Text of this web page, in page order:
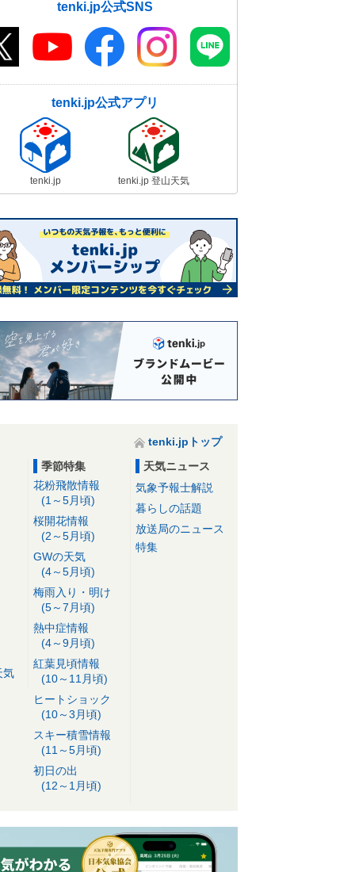
tenki.jp公式SNS
tenki.jp公式アプリ
tenki.jp tenki.jp 登山天気
tenki.jpトップ
気
季節特集
花粉飛散情報
(1～5月頃)
桜開花情報
(2～5月頃)
GWの天気
(4～5月頃)
梅雨入り・明け
(5～7月頃)
熱中症情報
(4～9月頃)
紅葉見頃情報
(10～11月頃)
ヒートショック
(10～3月頃)
スキー積雪情報
(11～5月頃)
初日の出
(12～1月頃)
天気ニュース
気象予報士解説
暮らしの話題
放送局のニュース
特集